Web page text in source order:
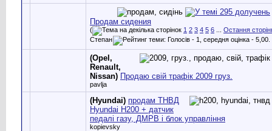
Продам сидения
( 1 2 3 4 5 6
Остання
Степан
(Opel,
Renault,
Nissan) Продаю свій трафік 2009 груз.
pavlja
(Hyundai) продам ТНВД
Hyundai H200 + датчик
педалі газу, ДМРВ і блок управління
kopievsky